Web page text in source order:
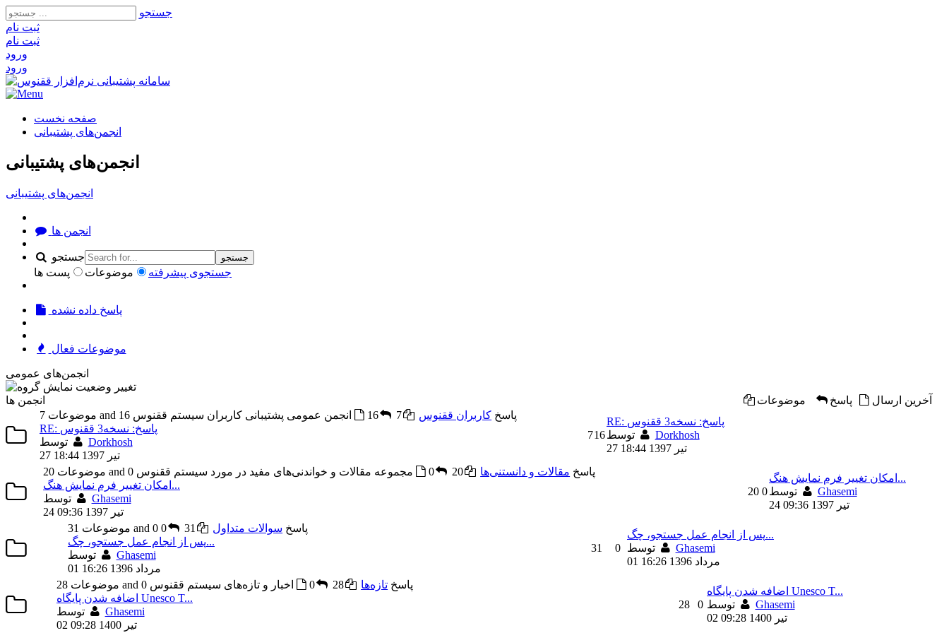
جستجو
ثبت‌ نام
ثبت‌ نام
ورود
ورود
صفحه نخست
انجمن‌های پشتیبانی
انجمن‌های پشتیبانی
انجمن‌های پشتیبانی
انجمن ها
جستجو جستجو
جستجوی پیشرفته موضوعات پست ها
پاسخ داده نشده
موضوعات فعال
انجمن‌های عمومی
انجمن ها موضوعات پاسخ
آخرين ارسال
7 موضوعات and 16 پاسخ کاربران ققنوس 7
16
انجمن عمومی پشتیبانی کاربران سیستم ققنوس
RE: پاسخ: نسخه3 ققنوس
Dorkhosh
27 تیر 1397 18:44
716
RE: پاسخ: نسخه3 ققنوس
Dorkhosh
27 تیر 1397 18:44
20 موضوعات and 0 پاسخ مقالات و دانستنی‌ها 20
0
مجموعه مقالات و خواندنی‌های مفید در مورد سیستم ققنوس
امکان تغییر فرم نمایش هنگ...
Ghasemi
24 تیر 1397 09:36
20 0
امکان تغییر فرم نمایش هنگ...
Ghasemi
24 تیر 1397 09:36
31 موضوعات and 0 پاسخ سوالات متداول 31
0
پس از انجام عمل جستجو، چگ...
Ghasemi
01 مرداد 1396 16:26
31 0
پس از انجام عمل جستجو، چگ...
Ghasemi
01 مرداد 1396 16:26
28 موضوعات and 0 پاسخ تازه‌ها 28
0
اخبار و تازه‌های سیستم ققنوس
اضافه شدن پایگاه Unesco T...
Ghasemi
02 تیر 1400 09:28
28 0
اضافه شدن پایگاه Unesco T...
Ghasemi
02 تیر 1400 09:28